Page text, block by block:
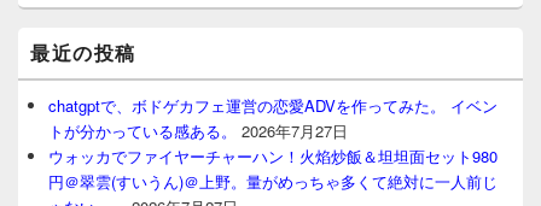
最近の投稿
chatgptで、ボドゲカフェ運営の恋愛ADVを作ってみた。 イベン
トが分かっている感ある。
2026年7月27日
ウォッカでファイヤーチャーハン！火焰炒飯＆坦坦面セット980
円＠翠雲(すいうん)＠上野。量がめっちゃ多くて絶対に一人前じ